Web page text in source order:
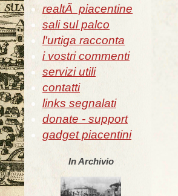
realtÃ piacentine
sali sul palco
l'urtiga racconta
i vostri commenti
servizi utili
contatti
links segnalati
donate - support
gadget piacentini
In Archivio